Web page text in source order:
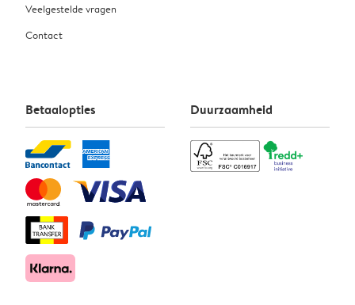
Veelgestelde vragen
Contact
Betaalopties Duurzaamheid